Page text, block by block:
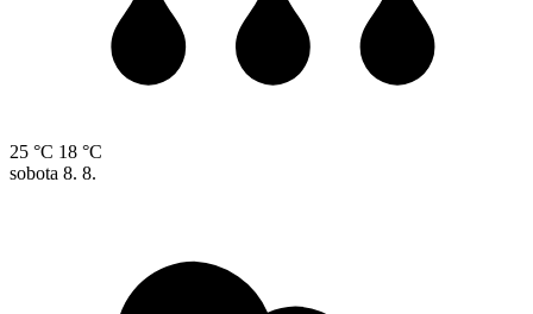
25 °C 18 °C
sobota 8. 8.